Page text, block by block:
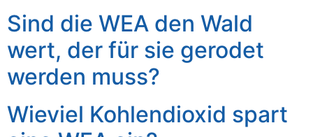
Sind die WEA den Wald
wert, der für sie gerodet
werden muss?
Wieviel Kohlendioxid spart